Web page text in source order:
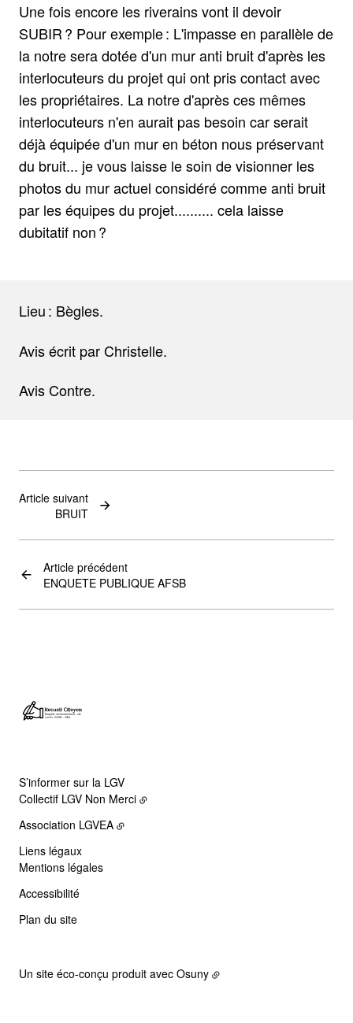
Une fois encore les riverains vont il devoir
SUBIR ? Pour exemple : L'impasse en parallèle de
la notre sera dotée d'un mur anti bruit d'après les
interlocuteurs du projet qui ont pris contact avec
les propriétaires. La notre d'après ces mêmes
interlocuteurs n'en aurait pas besoin car serait
déjà équipée d'un mur en béton nous préservant
du bruit... je vous laisse le soin de visionner les
photos du mur actuel considéré comme anti bruit
par les équipes du projet.......... cela laisse
dubitatif non ?
Lieu : Bègles.
Avis écrit par Christelle.
Avis Contre.
Article précédent
ENQUETE PUBLIQUE AFSB
Article suivant
BRUIT
S’informer sur la LGV
Collectif LGV Non Merci
Association LGVEA
Liens légaux
Mentions légales
Accessibilité
Plan du site
Un site éco-conçu produit avec Osuny